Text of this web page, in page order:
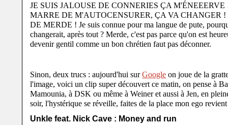
JE SUIS JALOUSE DE CONNERIES ÇA M'ÉNEEERVE
MARRE DE M'AUTOCENSURER, ÇA VA CHANGER !
DE MERDE ! Je suis connue pour ma langue de pute,
changerait, après tout ? Merde, c'est pas parce qu'on est
devenir gentil comme un bon chrétien faut pas déconner.
Sinon, deux trucs : aujourd'hui surGoogle on joue de la
l'image, voici un clip super découvert ce matin, on pense à
Mamounia, à DSK ou même à Weiner et aussi à Jen, en
soir, l'hystérique se réveille, faites de la place mon ego
Unkle feat. Nick Cave : Money and run